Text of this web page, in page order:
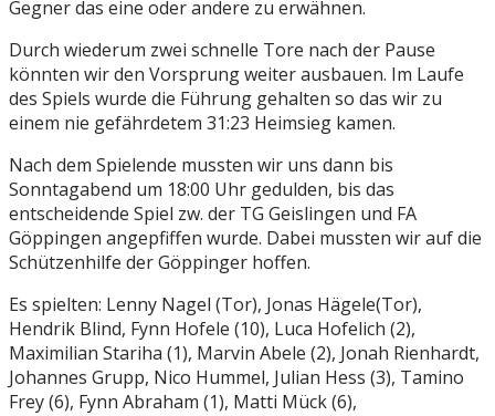
Gegner das eine oder andere zu erwähnen.
Durch wiederum zwei schnelle Tore nach der Pause
könnten wir den Vorsprung weiter ausbauen. Im Laufe
des Spiels wurde die Führung gehalten so das wir zu
einem nie gefährdetem 31:23 Heimsieg kamen.
Nach dem Spielende mussten wir uns dann bis
Sonntagabend um 18:00 Uhr gedulden, bis das
entscheidende Spiel zw. der TG Geislingen und FA
Göppingen angepfiffen wurde. Dabei mussten wir auf die
Schützenhilfe der Göppinger hoffen.
Es spielten: Lenny Nagel (Tor), Jonas Hägele(Tor),
Hendrik Blind, Fynn Hofele (10), Luca Hofelich (2),
Maximilian Stariha (1), Marvin Abele (2), Jonah Rienhardt,
Johannes Grupp, Nico Hummel, Julian Hess (3), Tamino
Frey (6), Fynn Abraham (1), Matti Mück (6),